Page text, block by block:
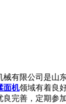
有限公司是山东
面机领域有着良
良完善，定期参